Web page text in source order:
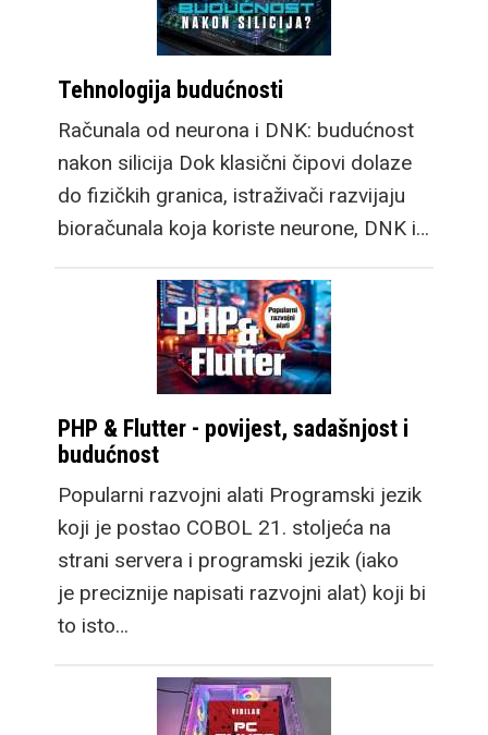
Tehnologija budućnosti
Računala od neurona i DNK: budućnost
nakon silicija Dok klasični čipovi dolaze
do fizičkih granica, istraživači razvijaju
bioračunala koja koriste neurone, DNK i…
PHP & Flutter - povijest, sadašnjost i
budućnost
Popularni razvojni alati Programski jezik
koji je postao COBOL 21. stoljeća na
strani servera i programski jezik (iako
je preciznije napisati razvojni alat) koji bi
to isto…